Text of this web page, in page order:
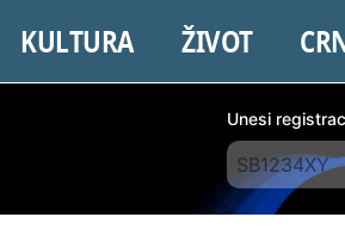
KULTURA ŽIVOT
Unesi